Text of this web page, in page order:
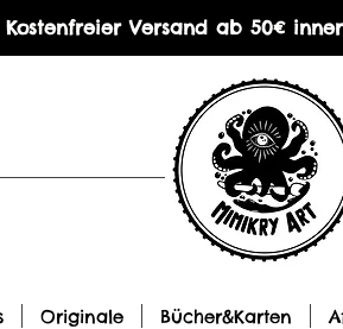
Kostenfreier Versand ab 50€
Originale Bücher&Karten